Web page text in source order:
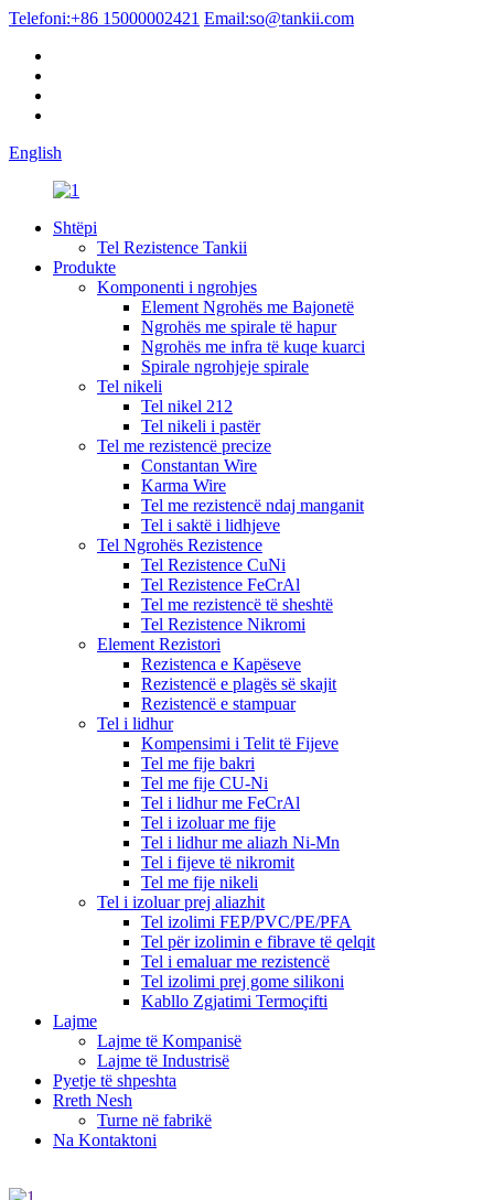
Telefoni:+86 15000002421 Email:so@tankii.com
English
Shtëpi
Tel Rezistence Tankii
Produkte
Komponenti i ngrohjes
Element Ngrohës me Bajonetë
Ngrohës me spirale të hapur
Ngrohës me infra të kuqe kuarci
Spirale ngrohjeje spirale
Tel nikeli
Tel nikel 212
Tel nikeli i pastër
Tel me rezistencë precize
Constantan Wire
Karma Wire
Tel me rezistencë ndaj manganit
Tel i saktë i lidhjeve
Tel Ngrohës Rezistence
Tel Rezistence CuNi
Tel Rezistence FeCrAl
Tel me rezistencë të sheshtë
Tel Rezistence Nikromi
Element Rezistori
Rezistenca e Kapëseve
Rezistencë e plagës së skajit
Rezistencë e stampuar
Tel i lidhur
Kompensimi i Telit të Fijeve
Tel me fije bakri
Tel me fije CU-Ni
Tel i lidhur me FeCrAl
Tel i izoluar me fije
Tel i lidhur me aliazh Ni-Mn
Tel i fijeve të nikromit
Tel me fije nikeli
Tel i izoluar prej aliazhit
Tel izolimi FEP/PVC/PE/PFA
Tel për izolimin e fibrave të qelqit
Tel i emaluar me rezistencë
Tel izolimi prej gome silikoni
Kabllo Zgjatimi Termoçifti
Lajme
Lajme të Kompanisë
Lajme të Industrisë
Pyetje të shpeshta
Rreth Nesh
Turne në fabrikë
Na Kontaktoni